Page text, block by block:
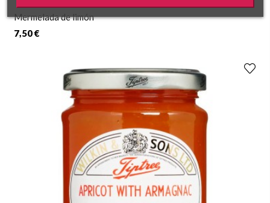
Mermelada de limón
7,50 €